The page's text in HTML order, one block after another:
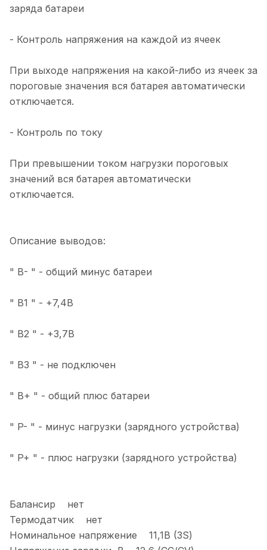
заряда батареи
- Контроль напряжения на каждой из ячеек
При выходе напряжения на какой-либо из ячеек за
пороговые значения вся батарея автоматически
отключается.
- Контроль по току
При превышении током нагрузки пороговых
значений вся батарея автоматически
отключается.
Описание выводов:
" B- " - общий минус батареи
" В1 " - +7,4В
" В2 " - +3,7В
" В3 " - не подключен
" B+ " - общий плюс батареи
" P- " - минус нагрузки (зарядного устройства)
" P+ " - плюс нагрузки (зарядного устройства)
Балансир нет
Термодатчик нет
Номинальное напряжение 11,1В (3S)